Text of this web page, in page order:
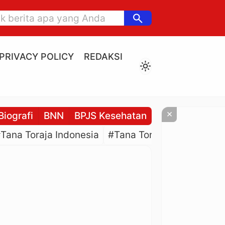
search
PRIVACY POLICY
REDAKSI
light_mode
BNN BPJS Kesehatan BPJS
Toraja Indonesia #Tana Toraja Culture
×